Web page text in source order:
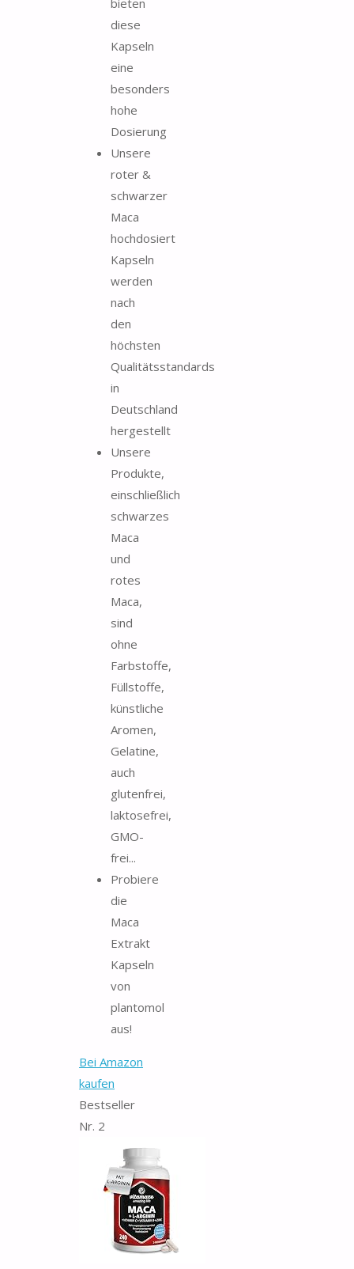
diese
Kapseln
eine
besonders
hohe
Dosierung
Unsere
roter &
schwarzer
Maca
hochdosiert
Kapseln
werden
nach
den
höchsten
Qualitätsstandards
in
Deutschland
hergestellt
Unsere
Produkte,
einschließlich
schwarzes
Maca
und
rotes
Maca,
sind
ohne
Farbstoffe,
Füllstoffe,
künstliche
Aromen,
Gelatine,
auch
glutenfrei,
laktosefrei,
GMO-
frei...
Probiere
die
Maca
Extrakt
Kapseln
von
plantomol
aus!
Bei Amazon
kaufen
Bestseller
Nr. 2